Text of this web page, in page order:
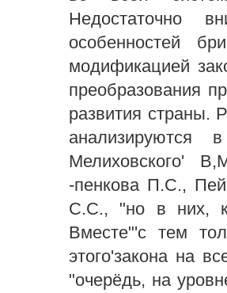
Недостаточно
особенностей
модификацией
преобразования
развития страны.
Мелиховского'
-пенкова П.С.,
С.С., "но в них,
Вместе"'с тем
этого'закона на
"очерёдь, на